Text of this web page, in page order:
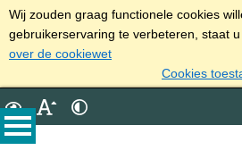
Wij zouden graag functionele cookies
gebruikerservaring te verbeteren, staat
over de cookiewet
Cookies